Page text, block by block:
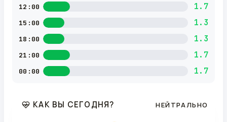
12:00 1.7
15:00 1.3
18:00 1.3
21:00 1.7
00:00 1.7
КАК ВЫ СЕГОДНЯ? НЕЙТРАЛЬНО